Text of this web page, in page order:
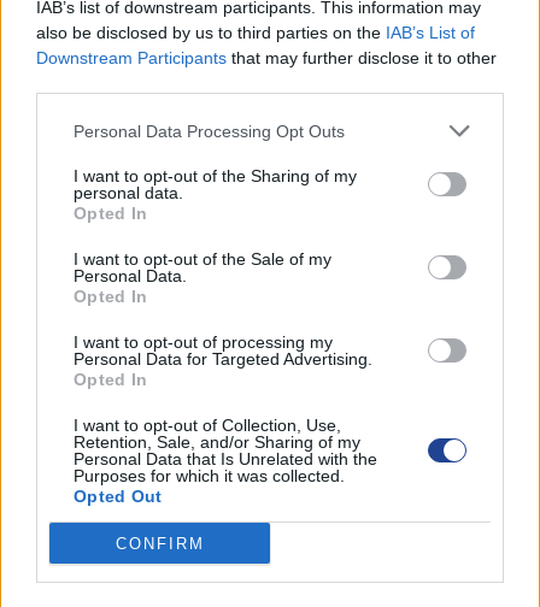
IAB’s list of downstream participants. This information may
also be disclosed by us to third parties on the IAB’s List of
Downstream Participants that may further disclose it to other
Personal Data Processing Opt Outs
I want to opt-out of the Sharing of my
personal data.
Opted In
I want to opt-out of the Sale of my
Personal Data.
Opted In
I want to opt-out of processing my
Personal Data for Targeted Advertising.
Opted In
I want to opt-out of Collection, Use,
Retention, Sale, and/or Sharing of my
Personal Data that Is Unrelated with the
Purposes for which it was collected.
Opted Out
CONFIRM
Γραφείο ΠΟΠΟ Λεμεσού
13 Ιουλίου 2026
ΒΡΑΒΕΥΣΕΙΣ ΑΡΙΣΤΩΝ ΤΕΛΕΙΟΦΟΙΤΩΝ ΜΑΘΗΤΩΝ
ΕΚΠΤΩΣΗ ΣΤΗ ΦΟΡΟΛΟΓΙΑ ΣΚΥΒΑΛΩΝ ΓΙΑ ΤΟ 2026
3 Ιουλίου 2026
11 Ιουνίου 2026
8 Ιουνίου 2026
3 Ιουνίου 2026
ΟΙ ΕΚΔΗΛΩΣΕΙΣ ΜΑΣ